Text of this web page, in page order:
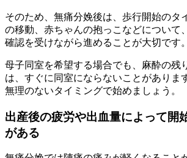
そのため、無痛分娩後は、歩行開始のタ
の移動、赤ちゃんの抱っこなどについて
確認を受けながら進めることが大切です。
母子同室を希望する場合でも、麻酔の残
は、すぐに同室にならないことがありま
無理のないタイミングで始めましょう。
出産後の疲労や出血量によって開
がある